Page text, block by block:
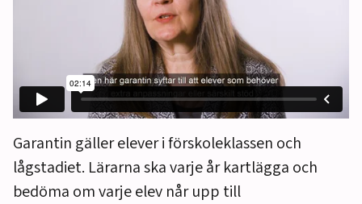
Garantin gäller elever i förskoleklassen och
lågstadiet. Lärarna ska varje år kartlägga och
bedöma om varje elev når upp till